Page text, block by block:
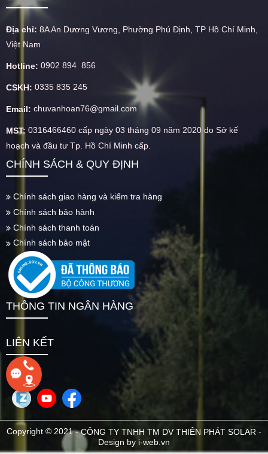
Địa chỉ: 8A An Dương Vương, Phường Phú Định, TP Hồ Chí Minh,
Việt Nam
Hotline: 0902 894 856
CSKH: 0335 835 245
Email: chuvanhoan76@gmail.com
MST: 0316466460 cấp ngày 03 tháng 09 năm 2020 do Sở kế
hoạch và đầu tư Tp. Hồ Chí Minh cấp.
CHÍNH SÁCH & QUY ĐỊNH
Chính sách giao hàng và kiểm tra hàng
Chính sách bảo hành
Chính sách thanh toán
Chính sách bảo mật
THÔNG TIN NGÂN HÀNG
LIÊN KẾT
Copyright © 2021 -CÔNG TY TNHH TM DV THIÊN PHÁT SOLAR -
Design by i-web.vn